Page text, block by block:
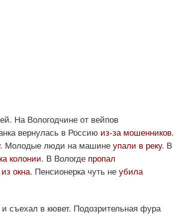
На Вологодчине от вейпов
вернулась в Россию из-за мошенников.
. Молодые люди на машине упали в реку. В
колонии. В Вологде пропал
окна. Пенсионерка чуть не убила
и съехал в кювет. Подозрительная фура